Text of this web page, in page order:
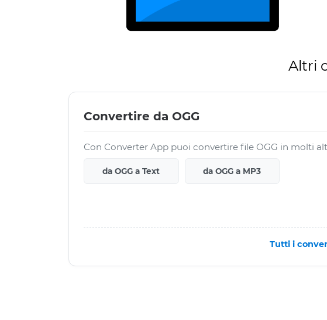
Altri
Convertire da OGG
Con Converter App puoi convertire file OGG in molti
da OGG a Text da OGG a MP3
Tutti i